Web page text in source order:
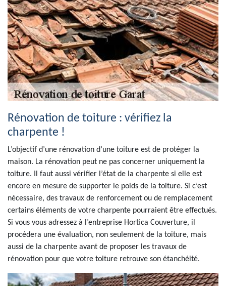
Rénovation de toiture : vérifiez la
charpente !
L’objectif d’une rénovation d’une toiture est de protéger la
maison. La rénovation peut ne pas concerner uniquement la
toiture. Il faut aussi vérifier l’état de la charpente si elle est
encore en mesure de supporter le poids de la toiture. Si c’est
nécessaire, des travaux de renforcement ou de remplacement
certains éléments de votre charpente pourraient être effectués.
Si vous vous adressez à l’entreprise Hortica Couverture, il
procédera une évaluation, non seulement de la toiture, mais
aussi de la charpente avant de proposer les travaux de
rénovation pour que votre toiture retrouve son étanchéité.